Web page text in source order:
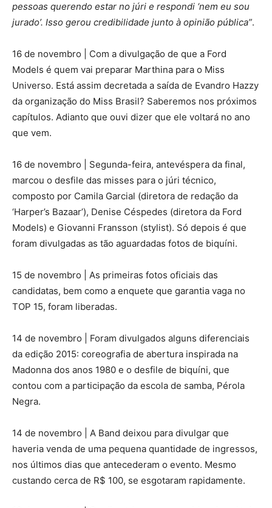
pessoas querendo estar no júri e respondi ‘nem eu sou
jurado’. Isso gerou credibilidade junto à opinião pública”.
16 de novembro | Com a divulgação de que a Ford
Models é quem vai preparar Marthina para o Miss
Universo. Está assim decretada a saída de Evandro Hazzy
da organização do Miss Brasil? Saberemos nos próximos
capítulos. Adianto que ouvi dizer que ele voltará no ano
que vem.
16 de novembro | Segunda-feira, antevéspera da final,
marcou o desfile das misses para o júri técnico,
composto por Camila Garcial (diretora de redação da
‘Harper’s Bazaar’), Denise Céspedes (diretora da Ford
Models) e Giovanni Fransson (stylist). Só depois é que
foram divulgadas as tão aguardadas fotos de biquíni.
15 de novembro | As primeiras fotos oficiais das
candidatas, bem como a enquete que garantia vaga no
TOP 15, foram liberadas.
14 de novembro | Foram divulgados alguns diferenciais
da edição 2015: coreografia de abertura inspirada na
Madonna dos anos 1980 e o desfile de biquíni, que
contou com a participação da escola de samba, Pérola
Negra.
14 de novembro | A Band deixou para divulgar que
haveria venda de uma pequena quantidade de ingressos,
nos últimos dias que antecederam o evento. Mesmo
custando cerca de R$ 100, se esgotaram rapidamente.